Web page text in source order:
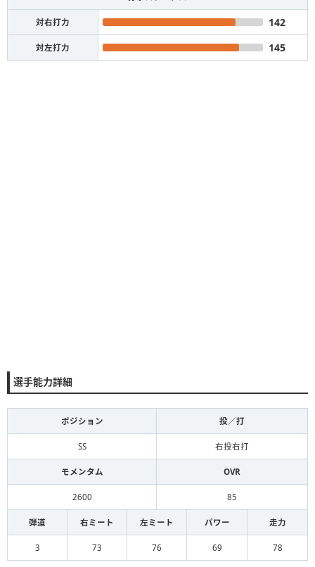
対右打力 142
対左打力 145
選手能力詳細
ポジション 投／打
SS 右投右打
モメンタム OVR
2600 85
弾道 右ミート 左ミート パワー 走力
3 73 76 69 78